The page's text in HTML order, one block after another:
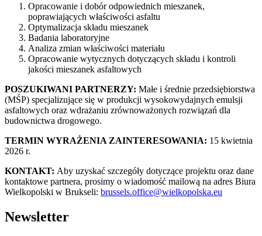
Opracowanie i dobór odpowiednich mieszanek,
poprawiających właściwości asfaltu
Optymalizacja składu mieszanek
Badania laboratoryjne
Analiza zmian właściwości materiału
Opracowanie wytycznych dotyczących składu i kontroli
jakości mieszanek asfaltowych
POSZUKIWANI PARTNERZY: Małe i średnie przedsiębiorstwa
(MŚP) specjalizujące się w produkcji wysokowydajnych emulsji
asfaltowych oraz wdrażaniu zrównoważonych rozwiązań dla
budownictwa drogowego.
TERMIN WYRAŻENIA ZAINTERESOWANIA: 15 kwietnia
2026 r.
KONTAKT: Aby uzyskać szczegóły dotyczące projektu oraz dane
kontaktowe partnera, prosimy o wiadomość mailową na adres Biura
Wielkopolski w Brukseli: brussels.office@wielkopolska.eu
Newsletter